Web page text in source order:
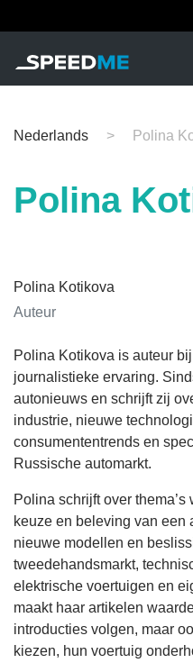
Nederlands Polina
Polina
Polina Kotikova
Auteur
Polina Kotikova is auteur
journalistieke ervaring.
autonieuws en schrijft zij
industrie, nieuwe
consumententrends en
Russische automarkt.
Polina schrijft over
keuze en beleving van een
nieuwe modellen en
tweedehandsmarkt,
elektrische voertuigen en
maakt haar artikelen
introducties volgen, maar
kiezen, hun voertuig